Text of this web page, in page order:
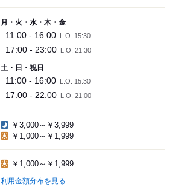
月・火・水・木・金
11:00 - 16:00 L.O. 15:30
17:00 - 23:00 L.O. 21:30
土・日・祝日
11:00 - 16:00 L.O. 15:30
17:00 - 22:00 L.O. 21:00
￥3,000～￥3,999
￥1,000～￥1,999
￥1,000～￥1,999
利用金額分布を見る